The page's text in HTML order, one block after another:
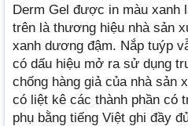
Derm Gel được in màu xanh
trên là thương hiệu nhà sản
xanh dương đậm. Nắp tuýp
có dấu hiệu mở ra sử dụng
chống hàng giả của nhà sản
có liệt kê các thành phần có
phụ bằng tiếng Việt ghi đầy